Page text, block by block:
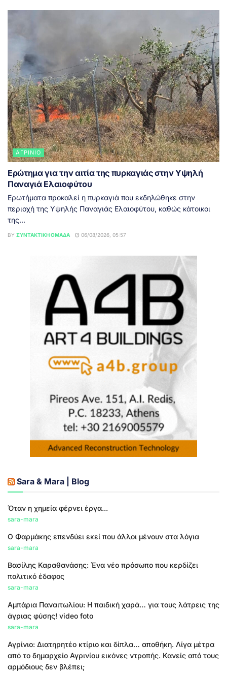
ΑΓΡΊΝΙΟ
Ερώτημα για την αιτία της πυρκαγιάς στην Υψηλή
Παναγιά Ελαιοφύτου
Ερωτήματα προκαλεί η πυρκαγιά που εκδηλώθηκε στην
περιοχή της Υψηλής Παναγιάς Ελαιοφύτου, καθώς κάτοικοι
της...
BY ΣΥΝΤΑΚΤΙΚΉ ΟΜΆΔΑ 06/08/2026, 05:57
Sara & Mara | Blog
Όταν η χημεία φέρνει έργα...
sara-mara
Ο Φαρμάκης επενδύει εκεί που άλλοι μένουν στα λόγια
sara-mara
Βασίλης Καραθανάσης: Ένα νέο πρόσωπο που κερδίζει
πολιτικό έδαφος
sara-mara
Αμπάρια Παναιτωλίου: Η παιδική χαρά… για τους λάτρεις της
άγριας φύσης! video foto
sara-mara
Αγρίνιο: Διατηρητέο κτίριο και δίπλα… αποθήκη. Λίγα μέτρα
από το δημαρχείο Αγρινίου εικόνες ντροπής. Κανείς από τους
αρμόδιους δεν βλέπει;